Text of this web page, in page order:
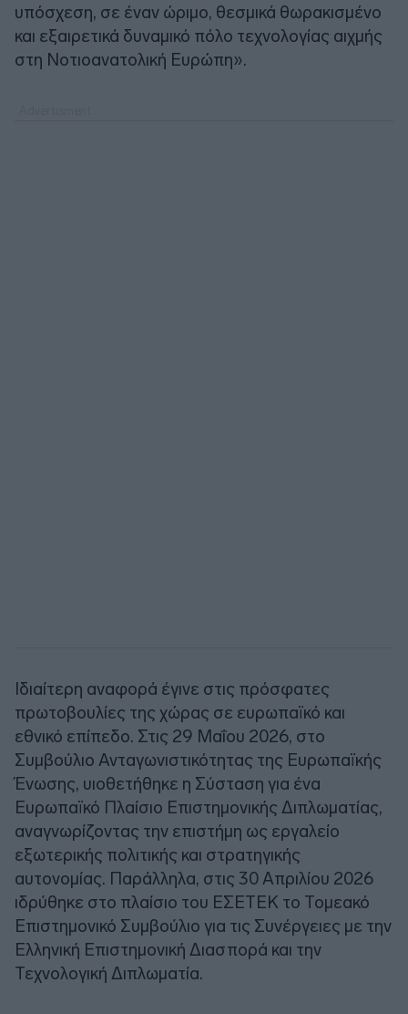
υπόσχεση, σε έναν ώριμο, θεσμικά θωρακισμένο
και εξαιρετικά δυναμικό πόλο τεχνολογίας αιχμής
στη Νοτιοανατολική Ευρώπη».
Ιδιαίτερη αναφορά έγινε στις πρόσφατες
πρωτοβουλίες της χώρας σε ευρωπαϊκό και
εθνικό επίπεδο. Στις 29 Μαΐου 2026, στο
Συμβούλιο Ανταγωνιστικότητας της Ευρωπαϊκής
Ένωσης, υιοθετήθηκε η Σύσταση για ένα
Ευρωπαϊκό Πλαίσιο Επιστημονικής Διπλωματίας,
αναγνωρίζοντας την επιστήμη ως εργαλείο
εξωτερικής πολιτικής και στρατηγικής
αυτονομίας. Παράλληλα, στις 30 Απριλίου 2026
ιδρύθηκε στο πλαίσιο του ΕΣΕΤΕΚ το Τομεακό
Επιστημονικό Συμβούλιο για τις Συνέργειες με την
Ελληνική Επιστημονική Διασπορά και την
Τεχνολογική Διπλωματία.